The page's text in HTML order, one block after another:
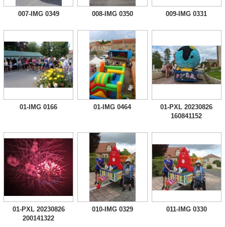
007-IMG 0349 008-IMG 0350 009-IMG 0331
01-IMG 0166 01-IMG 0464
01-PXL 20230826
160841152
01-PXL 20230826
200141322
010-IMG 0329 011-IMG 0330